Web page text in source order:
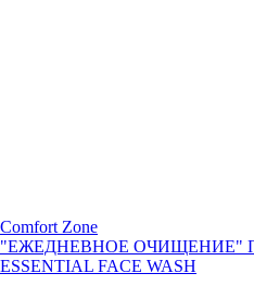
Comfort Zone
"ЕЖЕДНЕВНОЕ ОЧИЩЕНИЕ"
ESSENTIAL FACE WASH